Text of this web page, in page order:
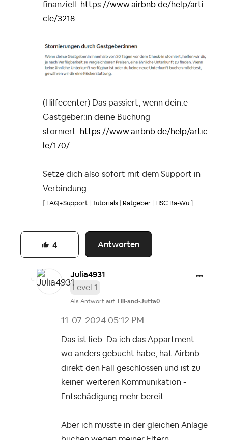
finanziell: https://www.airbnb.de/help/arti
cle/3218
(Hilfecenter) Das passiert, wenn dein:e
Gastgeber:in deine Buchung
storniert: https://www.airbnb.de/help/artic
le/170/
Setze dich also sofort mit dem Support in
Verbindung.
FAQ+Support Tutorials Ratgeber HSC Ba-Wü
Antworten
4
Julia4931
Level 1
Als Antwort auf Till-and-Jutta0
‎11-07-2024 05:12 PM
Das ist lieb. Da ich das Appartment
wo anders gebucht habe, hat Airbnb
direkt den Fall geschlossen und ist zu
keiner weiteren Kommunikation -
Entschädigung mehr bereit.
Aber ich musste in der gleichen Anlage